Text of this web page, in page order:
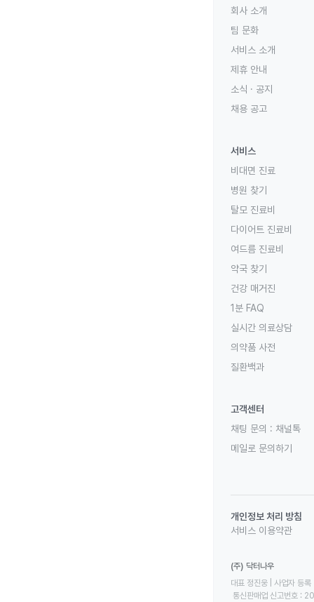
회사 소개
팀 문화
서비스 소개
제휴 안내
소식 · 공지
채용 공고
서비스
비대면 진료
병원 찾기
탈모 진료비
다이어트 진료비
여드름 진료비
약국 찾기
건강 매거진
1분 FAQ
실시간 의료상담
의약품 사전
질환백과
고객센터
채팅 문의 : 채널톡
메일로 문의하기
개인정보 처리 방침
서비스 이용약관
(주) 닥터나우
대표 정진웅 | 사업자
통신판매업 신고번호